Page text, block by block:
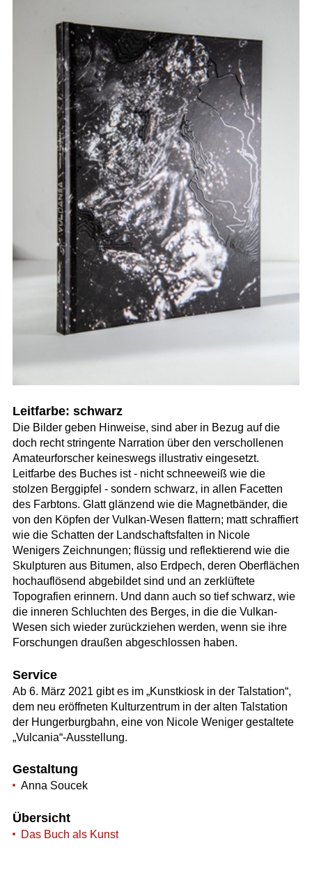
Leitfarbe: schwarz
Die Bilder geben Hinweise, sind aber in Bezug auf die
doch recht stringente Narration über den verschollenen
Amateurforscher keineswegs illustrativ eingesetzt.
Leitfarbe des Buches ist - nicht schneeweiß wie die
stolzen Berggipfel - sondern schwarz, in allen Facetten
des Farbtons. Glatt glänzend wie die Magnetbänder, die
von den Köpfen der Vulkan-Wesen flattern; matt schraffiert
wie die Schatten der Landschaftsfalten in Nicole
Wenigers Zeichnungen; flüssig und reflektierend wie die
Skulpturen aus Bitumen, also Erdpech, deren Oberflächen
hochauflösend abgebildet sind und an zerklüftete
Topografien erinnern. Und dann auch so tief schwarz, wie
die inneren Schluchten des Berges, in die die Vulkan-
Wesen sich wieder zurückziehen werden, wenn sie ihre
Forschungen draußen abgeschlossen haben.
Service
Ab 6. März 2021 gibt es im „Kunstkiosk in der Talstation“,
dem neu eröffneten Kulturzentrum in der alten Talstation
der Hungerburgbahn, eine von Nicole Weniger gestaltete
„Vulcania“-Ausstellung.
Gestaltung
Anna Soucek
Übersicht
Das Buch als Kunst